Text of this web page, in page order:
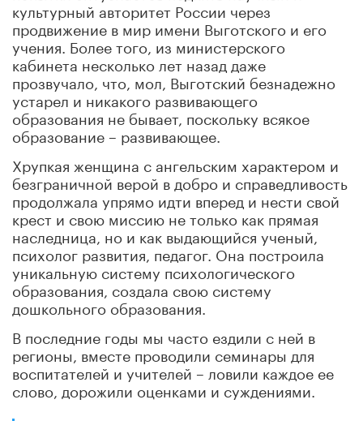
культурный авторитет России через
продвижение в мир имени Выготского и его
учения. Более того, из министерского
кабинета несколько лет назад даже
прозвучало, что, мол, Выготский безнадежно
устарел и никакого развивающего
образования не бывает, поскольку всякое
образование – развивающее.
Хрупкая женщина с ангельским характером и
безграничной верой в добро и справедливость
продолжала упрямо идти вперед и нести свой
крест и свою миссию не только как прямая
наследница, но и как выдающийся ученый,
психолог развития, педагог. Она построила
уникальную систему психологического
образования, создала свою систему
дошкольного образования.
В последние годы мы часто ездили с ней в
регионы, вместе проводили семинары для
воспитателей и учителей – ловили каждое ее
слово, дорожили оценками и суждениями.